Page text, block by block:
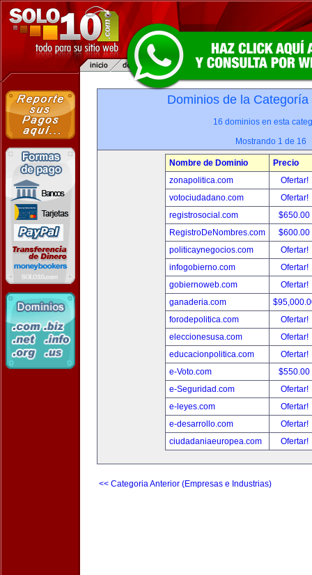
Dominios de la
16 dominios en esta
Mostrando 1 de 16
Nombre de Dominio
Precio
zonapolitica.com
Ofertar!
votociudadano.com
Ofertar!
registrosocial.com
$650.00
RegistroDeNombres.com
$600.00
politicaynegocios.com
Ofertar!
infogobierno.com
Ofertar!
gobiernoweb.com
Ofertar!
ganaderia.com
forodepolitica.com
Ofertar!
eleccionesusa.com
Ofertar!
educacionpolitica.com
Ofertar!
e-Voto.com
$550.00
e-Seguridad.com
Ofertar!
e-leyes.com
Ofertar!
e-desarrollo.com
Ofertar!
ciudadaniaeuropea.com
Ofertar!
<< Categoria Anterior (Empresas e Industrias)